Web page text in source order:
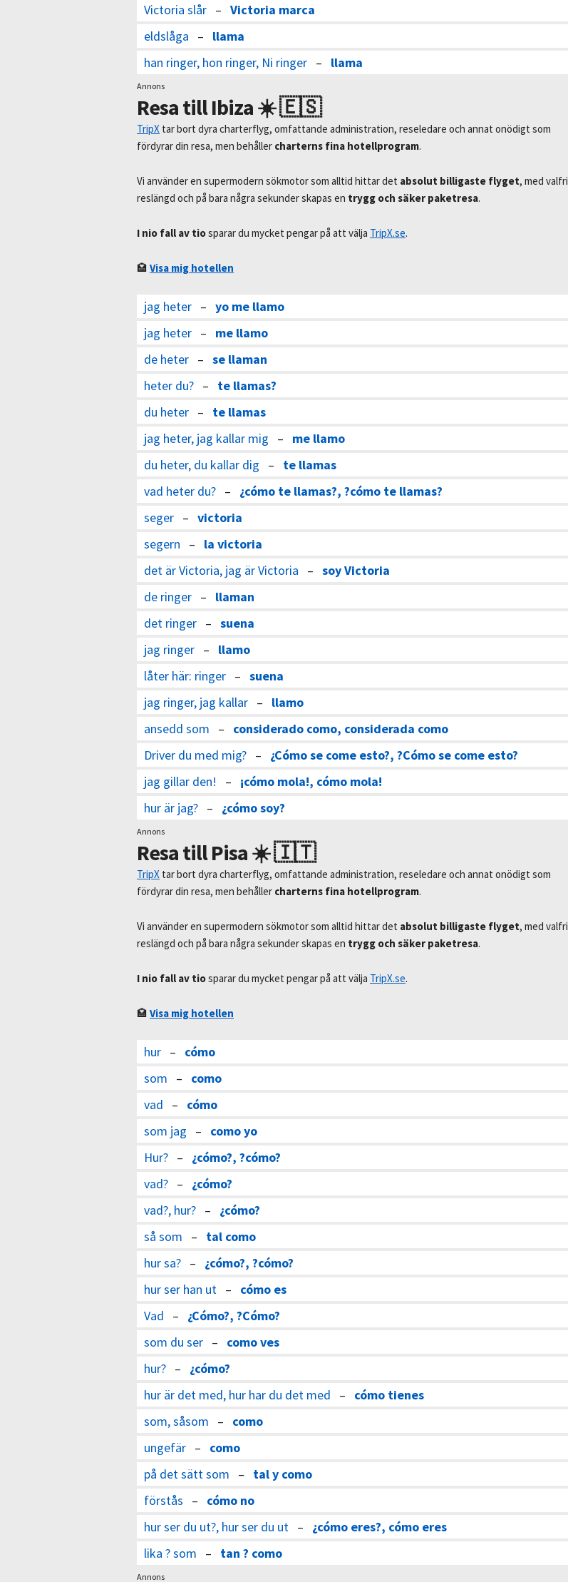
Victoria slår – Victoria marca
eldslåga – llama
han ringer, hon ringer, Ni ringer – llama
Annons
Resa till Ibiza ☀️ 🇪🇸
TripX tar bort dyra charterflyg, omfattande administration, reseledare och annat onödigt som
fördyrar din resa, men behåller charterns fina hotellprogram.
Vi använder en supermodern sökmotor som alltid hittar det absolut billigaste flyget, med valfri
reslängd och på bara några sekunder skapas en trygg och säker paketresa.
I nio fall av tiosparar du mycket pengar på att välja TripX.se.
🏩 Visa mig hotellen
jag heter – yo me llamo
jag heter – me llamo
de heter – se llaman
heter du? – te llamas?
du heter – te llamas
jag heter, jag kallar mig – me llamo
du heter, du kallar dig – te llamas
vad heter du? – ¿cómo te llamas?, ?cómo te llamas?
seger – victoria
segern – la victoria
det är Victoria, jag är Victoria – soy Victoria
de ringer – llaman
det ringer – suena
jag ringer – llamo
låter här: ringer – suena
jag ringer, jag kallar – llamo
ansedd som – considerado como, considerada como
Driver du med mig? – ¿Cómo se come esto?, ?Cómo se come esto?
jag gillar den! – ¡cómo mola!, cómo mola!
hur är jag? – ¿cómo soy?
Annons
Resa till Pisa ☀️ 🇮🇹
TripX tar bort dyra charterflyg, omfattande administration, reseledare och annat onödigt som
fördyrar din resa, men behåller charterns fina hotellprogram.
Vi använder en supermodern sökmotor som alltid hittar det absolut billigaste flyget, med valfri
reslängd och på bara några sekunder skapas en trygg och säker paketresa.
I nio fall av tiosparar du mycket pengar på att välja TripX.se.
🏩 Visa mig hotellen
hur – cómo
som – como
vad – cómo
som jag – como yo
Hur? – ¿cómo?, ?cómo?
vad? – ¿cómo?
vad?, hur? – ¿cómo?
så som – tal como
hur sa? – ¿cómo?, ?cómo?
hur ser han ut – cómo es
Vad – ¿Cómo?, ?Cómo?
som du ser – como ves
hur? – ¿cómo?
hur är det med, hur har du det med – cómo tienes
som, såsom – como
ungefär – como
på det sätt som – tal y como
förstås – cómo no
hur ser du ut?, hur ser du ut – ¿cómo eres?, cómo eres
lika ? som – tan ? como
Annons